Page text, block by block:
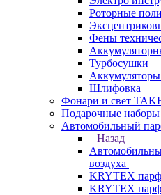
Роторные
Фены
Турбосушки
Аккумуляторы
Шлифовка
Фонари и свет
Подарочные наборы
Автомобильный
Назад
воздуха
KRYTEX
KRYTEX